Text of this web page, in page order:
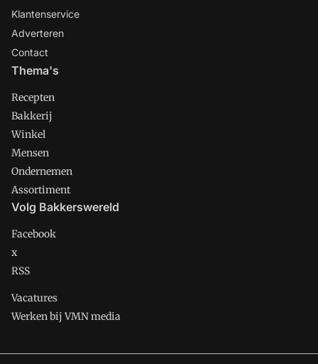
Klantenservice
Adverteren
Contact
Thema's
Recepten
Bakkerij
Winkel
Mensen
Ondernemen
Assortiment
Volg Bakkerswereld
Facebook
x
RSS
Vacatures
Werken bij VMN media